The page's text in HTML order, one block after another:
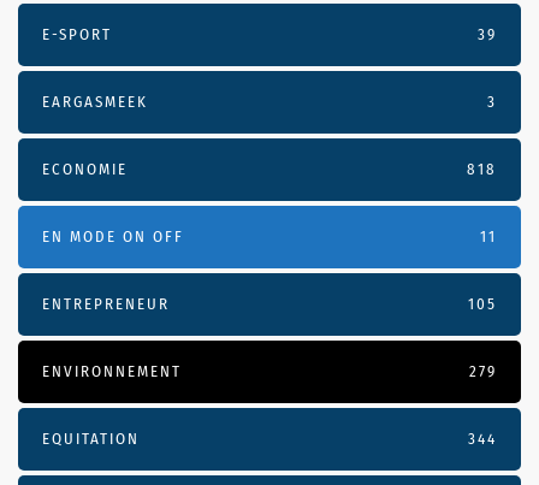
E-SPORT 39
EARGASMEEK 3
ECONOMIE 818
EN MODE ON OFF 11
ENTREPRENEUR 105
ENVIRONNEMENT 279
EQUITATION 344